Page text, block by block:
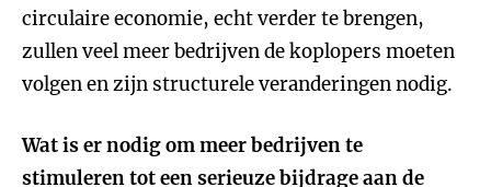
circulaire economie, echt verder te brengen,
zullen veel meer bedrijven de koplopers moeten
volgen en zijn structurele veranderingen nodig.
Wat is er nodig om meer bedrijven te
stimuleren tot een serieuze bijdrage aan de